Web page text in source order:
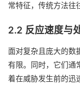
常特征，传统方法往
2.2 反应速度与
面对复杂且庞大的数
有限。同时，它们通
着在威胁发生前的迅